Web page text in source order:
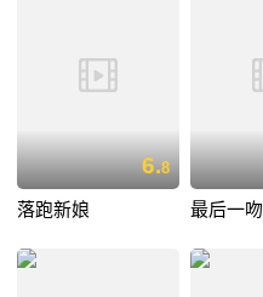
6.8
落跑新娘 最后一吻